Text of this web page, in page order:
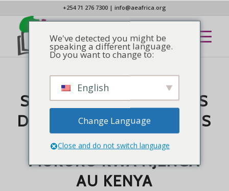
+254 71 276 7300| info@aeafrica.org
NOUVELLES
SECOURS AUX VICTIMES
DES INONDATIONS DANS
LE BIDONDON DE
MUKURU KWA NJENGA
AU KENYA
We've detected you might be
speaking a different language.
Do you want to change to:
English
Change Language
Close and do not switch language